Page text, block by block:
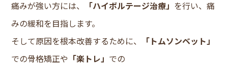
痛みが強い方には、
「ハイボルテージ治療」 を行い、痛
みの緩和を目指します。
そして原因を根本改善するために、
「トムソンベット」
での骨格矯正や 「楽トレ」 での